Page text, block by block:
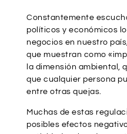
Constantemente
políticos y económicos
negocios en nuestro
que muestran como
la dimensión ambiental,
que cualquier persona
entre otras quejas.
Muchas de estas
posibles efectos